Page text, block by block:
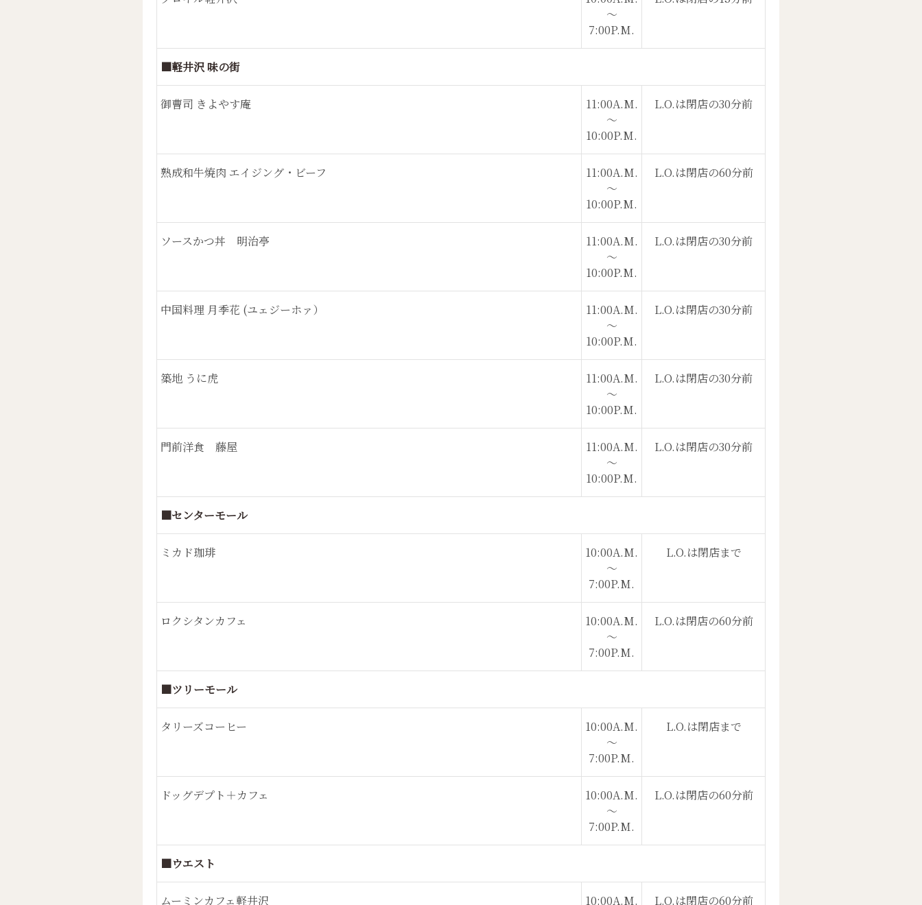
〜
7:00P.M.
■軽井沢 味の街
御曹司 きよやす庵
11:00A.M.
〜
10:00P.M.
L.O.は閉店の30分前
熟成和牛焼肉 エイジング・ビーフ
11:00A.M.
〜
10:00P.M.
L.O.は閉店の60分前
ソースかつ丼 明治亭
11:00A.M.
〜
10:00P.M.
L.O.は閉店の30分前
中国料理 月季花 (ユェジーホァ）
11:00A.M.
〜
10:00P.M.
L.O.は閉店の30分前
築地 うに虎
11:00A.M.
〜
10:00P.M.
L.O.は閉店の30分前
門前洋食 藤屋
11:00A.M.
〜
10:00P.M.
L.O.は閉店の30分前
■センターモール
ミカド珈琲
10:00A.M.
〜
7:00P.M.
L.O.は閉店まで
ロクシタンカフェ
10:00A.M.
〜
7:00P.M.
L.O.は閉店の60分前
■ツリーモール
タリーズコーヒー
10:00A.M.
〜
7:00P.M.
L.O.は閉店まで
ドッグデプト＋カフェ
10:00A.M.
〜
7:00P.M.
L.O.は閉店の60分前
■ウエスト
ムーミンカフェ軽井沢 10:00A.M. L.O.は閉店の60分前